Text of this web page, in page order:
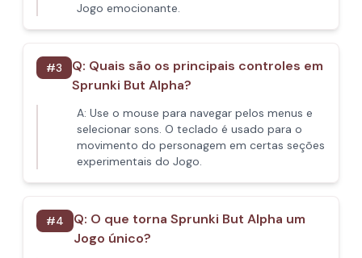
Jogo emocionante.
#3 Q: Quais são os principais controles em
Sprunki But Alpha?
A: Use o mouse para navegar pelos menus e
selecionar sons. O teclado é usado para o
movimento do personagem em certas seções
experimentais do Jogo.
#4 Q: O que torna Sprunki But Alpha um
Jogo único?